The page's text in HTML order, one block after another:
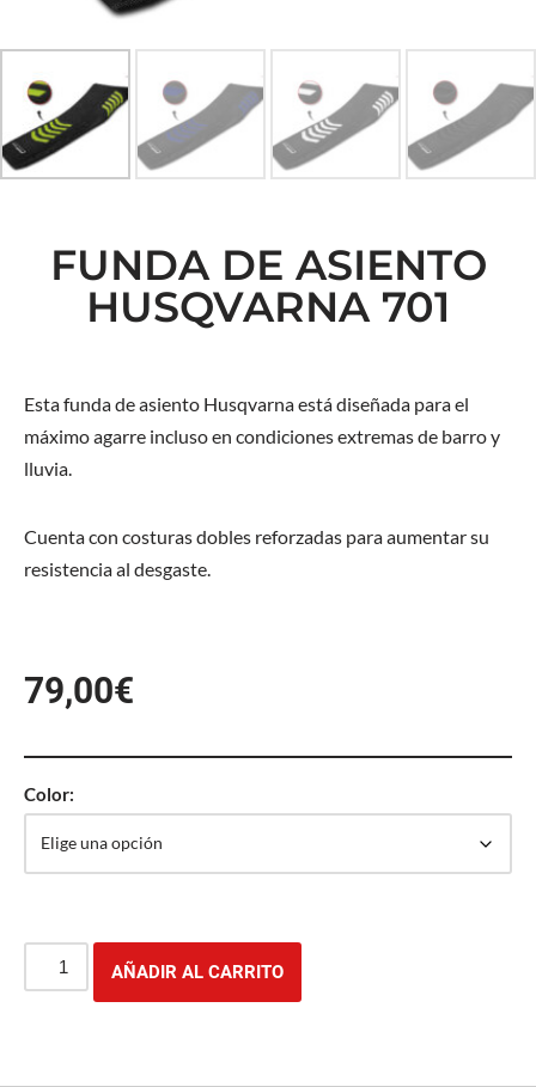
FUNDA DE ASIENTO
HUSQVARNA 701
Esta funda de asiento Husqvarna está diseñada para el
máximo agarre incluso en condiciones extremas de barro y
lluvia.
Cuenta con costuras dobles reforzadas para aumentar su
resistencia al desgaste.
79,00€
Color:
AÑADIR AL CARRITO